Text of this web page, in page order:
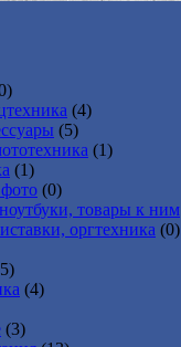
(4)
(5)
(1)
(1)
(0)
товары к ним
оргтехника (0)
(4)
(3)